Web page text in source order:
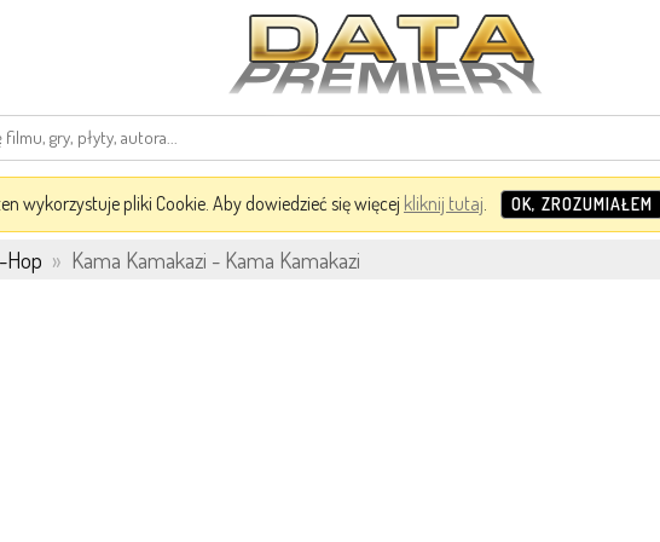
wykorzystuje pliki Cookie. Aby dowiedzieć się więcej kliknij tutaj. OK, ZROZUMIAŁEM
Hop » Kama Kamakazi - Kama Kamakazi